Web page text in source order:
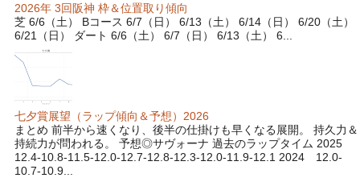
2026年 3回阪神 枠＆位置取り傾向
芝 6/6（土） Bコース 6/7（日） 6/13（土） 6/14（日） 6/20（土）
6/21（日） ダート 6/6（土） 6/7（日） 6/13（土） 6...
七夕賞展望（ラップ傾向＆予想）2026
まとめ 前半から速くなり、後半の仕掛けも早くなる展開。 持久力＆
持続力が問われる。 予想◎サヴォーナ 過去のラップタイム 2025
12.4-10.8-11.5-12.0-12.7-12.8-12.3-12.0-11.9-12.1 2024 12.0-
10.7-10.9...